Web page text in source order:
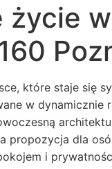
życie
które staje się
w dynamicznie
propozycja dla
i